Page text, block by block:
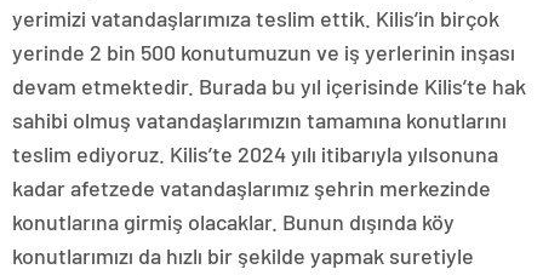
yerimizi vatandaşlarımıza teslim ettik. Kilis’in birçok
yerinde 2 bin 500 konutumuzun ve iş yerlerinin inşası
devam etmektedir. Burada bu yıl içerisinde Kilis’te hak
sahibi olmuş vatandaşlarımızın tamamına konutlarını
teslim ediyoruz. Kilis’te 2024 yılı itibarıyla yılsonuna
kadar afetzede vatandaşlarımız şehrin merkezinde
konutlarına girmiş olacaklar. Bunun dışında köy
konutlarımızı da hızlı bir şekilde yapmak suretiyle